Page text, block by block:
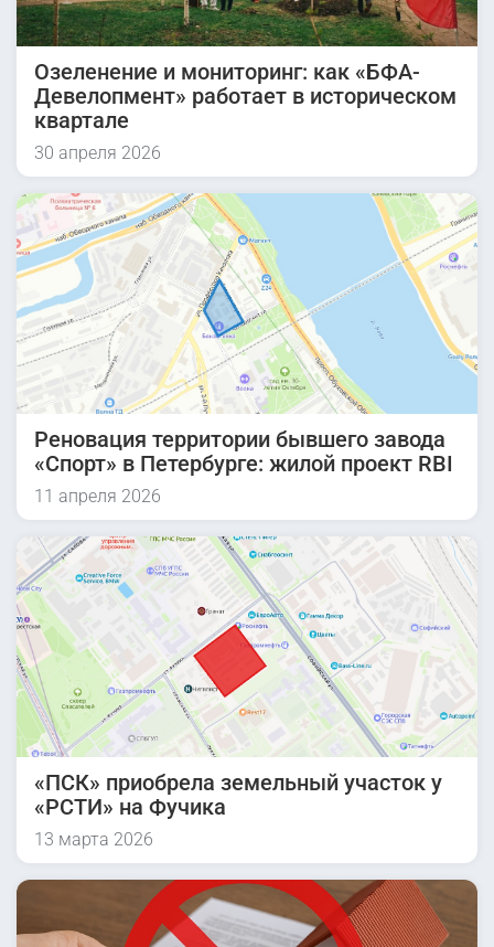
Озеленение и мониторинг: как «БФА-
Девелопмент» работает в историческом
квартале
30 апреля 2026
Реновация территории бывшего завода
«Спорт» в Петербурге: жилой проект RBI
11 апреля 2026
«ПСК» приобрела земельный участок у
«РСТИ» на Фучика
13 марта 2026